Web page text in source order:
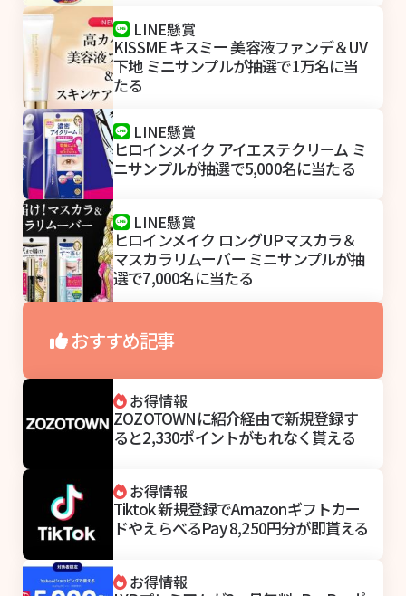
LINE懸賞
KISSME キスミー 美容液ファンデ＆UV
下地 ミニサンプルが抽選で1万名に当
たる
LINE懸賞
ヒロインメイク アイエステクリーム ミ
ニサンプルが抽選で5,000名に当たる
LINE懸賞
ヒロインメイク ロングUPマスカラ＆
マスカラリムーバー ミニサンプルが抽
選で7,000名に当たる
おすすめ記事
お得情報
ZOZOTOWNに紹介経由で新規登録す
ると2,330ポイントがもれなく貰える
お得情報
Tiktok 新規登録でAmazonギフトカー
ドやえらべるPay 8,250円分が即貰える
お得情報